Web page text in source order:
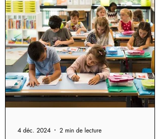
4 déc. 2024 2 min de lecture